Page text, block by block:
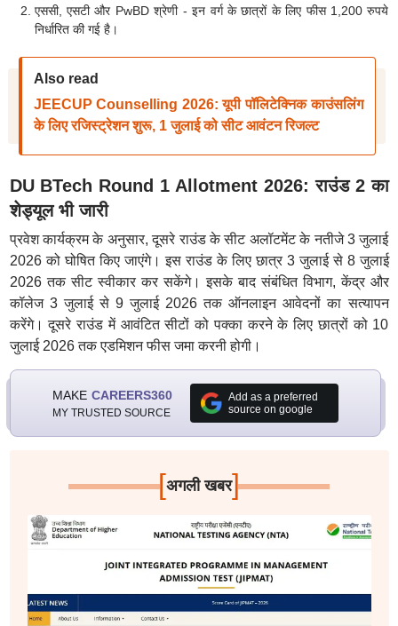
एससी, एसटी और PwBD श्रेणी - इन वर्ग के छात्रों के लिए फीस 1,200 रुपये
निर्धारित की गई है।
Also read
JEECUP Counselling 2026: यूपी पॉलिटेक्निक काउंसलिंग
के लिए रजिस्ट्रेशन शुरू, 1 जुलाई को सीट आवंटन रिजल्ट
DU BTech Round 1 Allotment 2026: राउंड 2 का
शेड्यूल भी जारी
प्रवेश कार्यक्रम के अनुसार, दूसरे राउंड के सीट अलॉटमेंट के नतीजे 3 जुलाई
2026 को घोषित किए जाएंगे। इस राउंड के लिए छात्र 3 जुलाई से 8 जुलाई
2026 तक सीट स्वीकार कर सकेंगे। इसके बाद संबंधित विभाग, केंद्र और
कॉलेज 3 जुलाई से 9 जुलाई 2026 तक ऑनलाइन आवेदनों का सत्यापन
करेंगे। दूसरे राउंड में आवंटित सीटों को पक्का करने के लिए छात्रों को 10
जुलाई 2026 तक एडमिशन फीस जमा करनी होगी।
MAKE CAREERS360
MY TRUSTED SOURCE
Add as a preferred
source on google
[अगली खबर]